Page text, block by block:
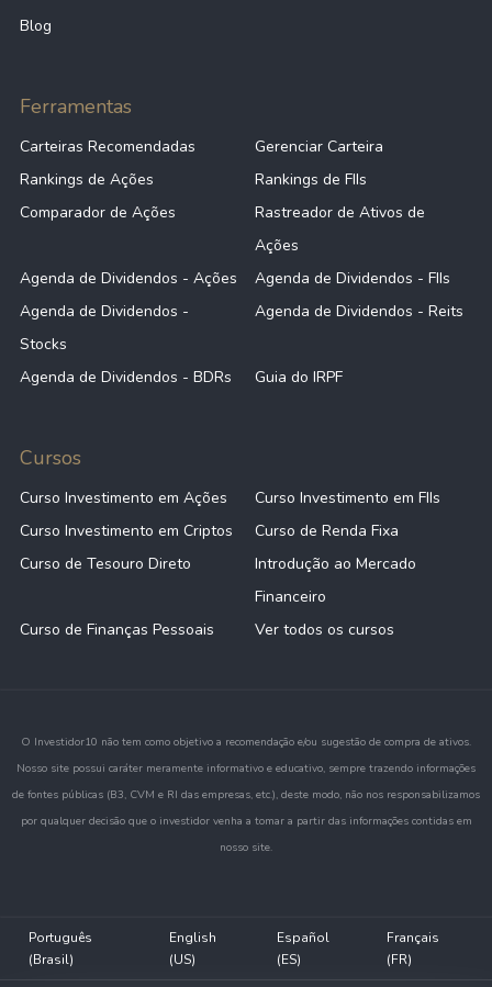
Blog
Ferramentas
Carteiras Recomendadas
Gerenciar Carteira
Rankings de Ações
Rankings de FIIs
Comparador de Ações
Rastreador de Ativos de
Ações
Agenda de Dividendos - Ações
Agenda de Dividendos - FIIs
Agenda de Dividendos -
Stocks
Agenda de Dividendos - Reits
Agenda de Dividendos - BDRs Guia do IRPF
Cursos
Curso Investimento em Ações
Curso Investimento em FIIs
Curso Investimento em Criptos
Curso de Renda Fixa
Curso de Tesouro Direto
Introdução ao Mercado
Financeiro
Curso de Finanças Pessoais
Ver todos os cursos
O Investidor10 não tem como objetivo a recomendação e/ou sugestão de compra de ativos.
Nosso site possui caráter meramente informativo e educativo, sempre trazendo informações
de fontes públicas (B3, CVM e RI das empresas, etc.), deste modo, não nos responsabilizamos
por qualquer decisão que o investidor venha a tomar a partir das informações contidas em
nosso site.
Português
(Brasil)
English
(US)
Español
(ES)
Français
(FR)